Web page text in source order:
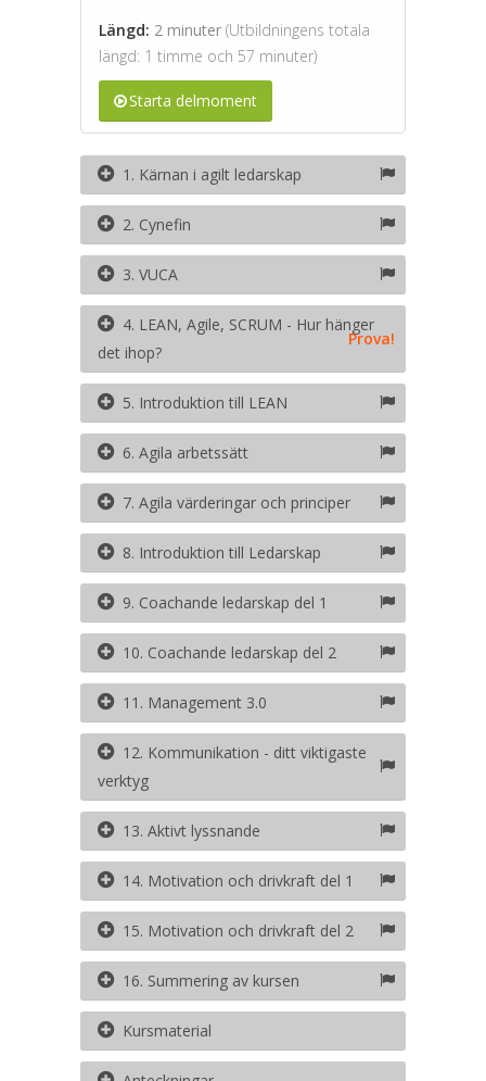
Längd: 2 minuter (Utbildningens totala
längd: 1 timme och 57 minuter)
Starta delmoment
1. Kärnan i agilt ledarskap
2. Cynefin
3. VUCA
4. LEAN, Agile, SCRUM - Hur hänger
det ihop?
Prova!
5. Introduktion till LEAN
6. Agila arbetssätt
7. Agila värderingar och principer
8. Introduktion till Ledarskap
9. Coachande ledarskap del 1
10. Coachande ledarskap del 2
11. Management 3.0
12. Kommunikation - ditt viktigaste
verktyg
13. Aktivt lyssnande
14. Motivation och drivkraft del 1
15. Motivation och drivkraft del 2
16. Summering av kursen
Kursmaterial